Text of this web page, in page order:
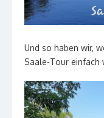
Und so haben wir,
Saale-Tour einfach